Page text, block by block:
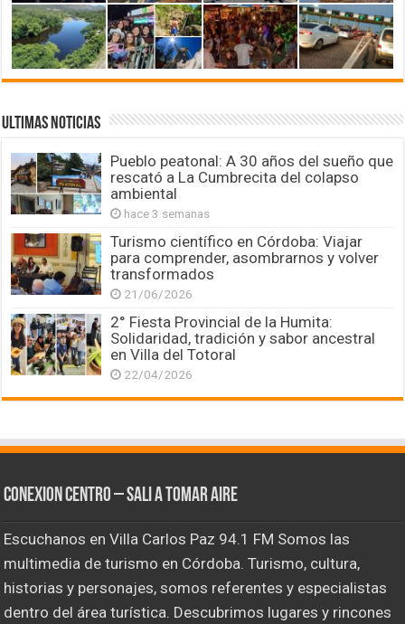
ULTIMAS NOTICIAS
Pueblo peatonal: A 30 años del sueño que
rescató a La Cumbrecita del colapso
ambiental
hace 3 semanas
Turismo científico en Córdoba: Viajar
para comprender, asombrarnos y volver
transformados
21/06/2026
2° Fiesta Provincial de la Humita:
Solidaridad, tradición y sabor ancestral
en Villa del Totoral
22/04/2026
CONEXION CENTRO – Sali a tomar aire
Escuchanos en Villa Carlos Paz 94.1 FM Somos las
multimedia de turismo en Córdoba. Turismo, cultura,
historias y personajes, somos referentes y especialistas
dentro del área turística. Descubrimos lugares y rincones